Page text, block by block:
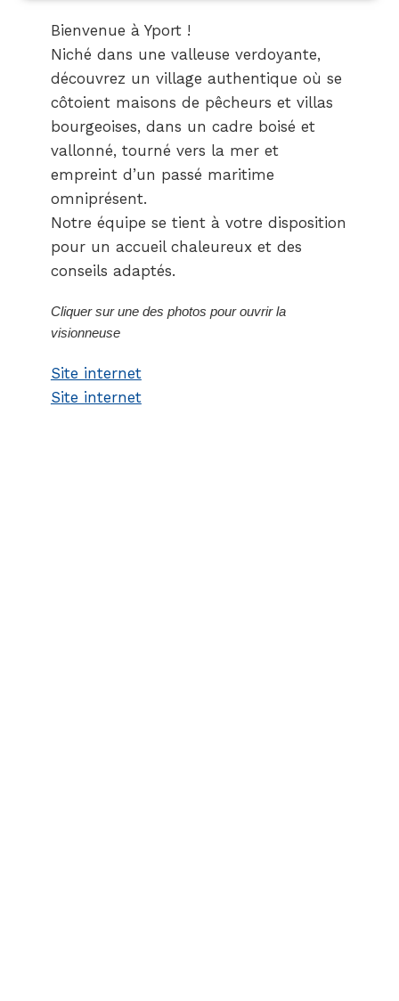
Bienvenue à Yport !
Niché dans une valleuse verdoyante,
découvrez un village authentique où se
côtoient maisons de pêcheurs et villas
bourgeoises, dans un cadre boisé et
vallonné, tourné vers la mer et
empreint d’un passé maritime
omniprésent.
Notre équipe se tient à votre disposition
pour un accueil chaleureux et des
conseils adaptés.
Cliquer sur une des photos pour ouvrir la
visionneuse
Site internet
Site internet